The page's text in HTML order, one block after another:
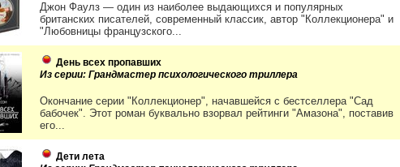
Джон Фаулз — один из наиболее выдающихся и популярных
британских писателей, современный классик, автор "Коллекционера" и
"Любовницы французского...
День всех пропавших
Из серии: Грандмастер психологического триллера
Окончание серии "Коллекционер", начавшейся с бестселлера "Сад
бабочек". Этот роман буквально взорвал рейтинги "Амазона", поставив
его...
Дети лета